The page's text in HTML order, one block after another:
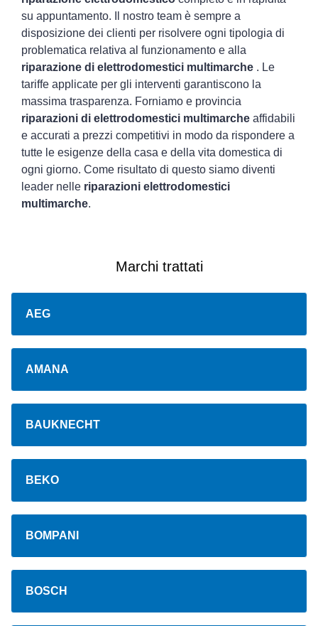
su appuntamento. Il nostro team è sempre a
disposizione dei clienti per risolvere ogni tipologia di
problematica relativa al funzionamento e alla
riparazione di elettrodomestici multimarche . Le
tariffe applicate per gli interventi garantiscono la
massima trasparenza. Forniamo e provincia
riparazioni di elettrodomestici multimarche affidabili
e accurati a prezzi competitivi in modo da rispondere a
tutte le esigenze della casa e della vita domestica di
ogni giorno. Come risultato di questo siamo diventi
leader nelle riparazioni elettrodomestici
multimarche.
Marchi trattati
AEG
AMANA
BAUKNECHT
BEKO
BOMPANI
BOSCH